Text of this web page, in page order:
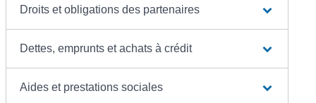
Droits et obligations des partenaires
Dettes, emprunts et achats à crédit
Aides et prestations sociales